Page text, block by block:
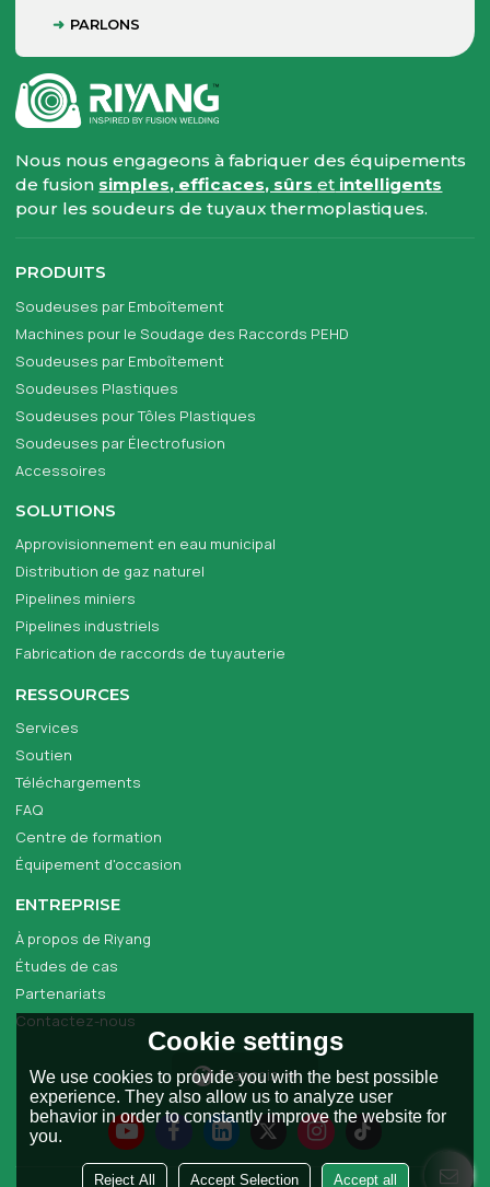
PARLONS
Nous nous engageons à fabriquer des équipements
de fusion simples, efficaces, sûrset intelligents
pour les soudeurs de tuyaux thermoplastiques.
PRODUITS
Soudeuses par Emboîtement
Machines pour le Soudage des Raccords PEHD
Soudeuses par Emboîtement
Soudeuses Plastiques
Soudeuses pour Tôles Plastiques
Soudeuses par Électrofusion
Accessoires
SOLUTIONS
Approvisionnement en eau municipal
Distribution de gaz naturel
Pipelines miniers
Pipelines industriels
Fabrication de raccords de tuyauterie
RESSOURCES
Services
Soutien
Téléchargements
FAQ
Centre de formation
Équipement d'occasion
ENTREPRISE
À propos de Riyang
Études de cas
Partenariats
Contactez-nous
Français
Cookie settings
We use cookies to provide you with the best possible
experience. They also allow us to analyze user
behavior in order to constantly improve the website for
you.
Reject All Accept Selection Accept all